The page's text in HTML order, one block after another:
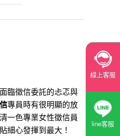
線上客服
line客服
臨徵信委託的忐忑與
專員時有很明顯的放
一色專業女性徵信員
細心發揮到最大 ！